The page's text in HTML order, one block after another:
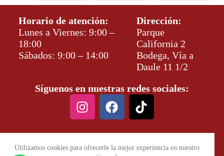
Utilizamos cookies para ofrecerle la mejor experiencia en nuestro
Horario de atención:
Lunes a Viernes: 9:00 –
18:00
Sábados: 9:00 – 14:00
Dirección:
Parque
California 2
Bodega, Vía a
Daule 11 1/2
Síguenos en nuestras redes sociales: